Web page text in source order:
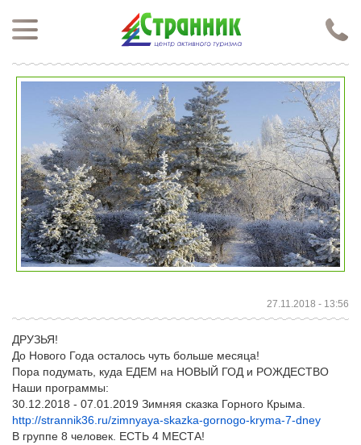
27.11.2018 - 13:56
ДРУЗЬЯ!
До Нового Года осталось чуть больше месяца!
Пора подумать, куда ЕДЕМ на НОВЫЙ ГОД и РОЖДЕСТВО
Наши программы:
30.12.2018 - 07.01.2019 Зимняя сказка Горного Крыма.
http://strannik36.ru/zimnyaya-skazka-gornogo-kryma-7-dney
В группе 8 человек. ЕСТЬ 4 МЕСТА!